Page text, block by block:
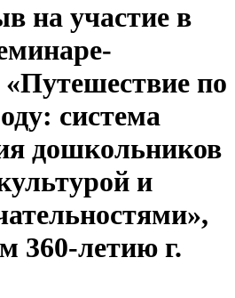
на участие в
по
система
дошкольников
и
360-летию г.